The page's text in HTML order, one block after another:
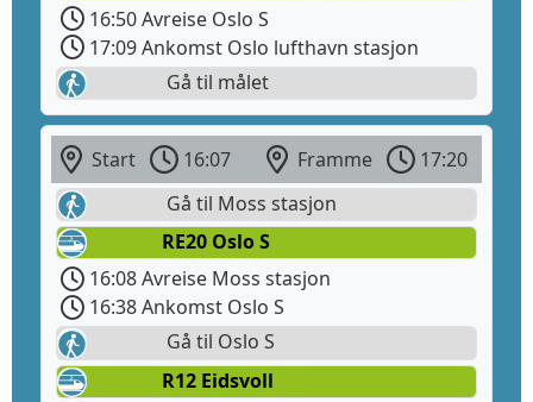
16:50 Avreise Oslo S
17:09 Ankomst Oslo lufthavn stasjon
Gå til målet
Start 16:07 Framme
17:20
Gå til Moss stasjon
RE20 Oslo S
16:08 Avreise Moss stasjon
16:38 Ankomst Oslo S
Gå til Oslo S
R12 Eidsvoll